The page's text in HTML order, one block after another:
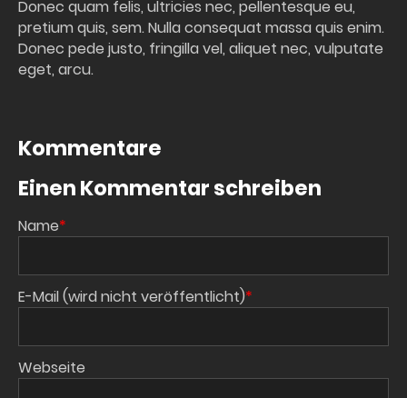
Donec quam felis, ultricies nec, pellentesque eu,
pretium quis, sem. Nulla consequat massa quis enim.
Donec pede justo, fringilla vel, aliquet nec, vulputate
eget, arcu.
Kommentare
Einen Kommentar schreiben
Pflichtfeld
Name*
Pflichtfeld
E-Mail (wird nicht veröffentlicht)*
Webseite